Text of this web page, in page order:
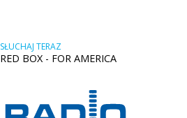
SŁUCHAJ TERAZ
RED BOX - FOR AMERICA